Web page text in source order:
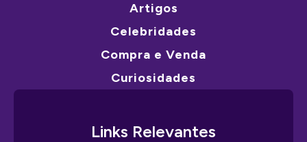
Artigos
Celebridades
Compra e Venda
Curiosidades
Links Relevantes